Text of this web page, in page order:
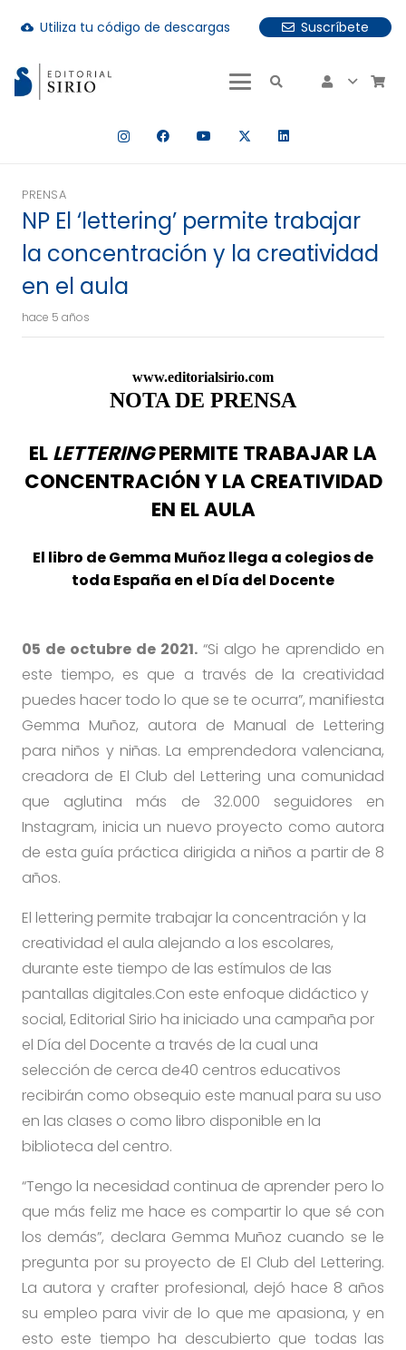
cloud_download Utiliza tu código de descargas
Suscríbete
hay resultados autocompletados, puedes utilizar las
PRENSA
NP El ‘lettering’ permite trabajar
la concentración y la creatividad
en el aula
hace 5 años
www.editorialsirio.com
NOTA DE PRENSA
EL LETTERINGPERMITE TRABAJAR LA
CONCENTRACIÓN Y LA CREATIVIDAD
EN EL AULA
El libro de Gemma Muñoz llega a colegios de
toda España en el Día del Docente
05 de octubre de 2021. “Si algo he aprendido en
este tiempo, es que a través de la creatividad
puedes hacer todo lo que se te ocurra”, manifiesta
Gemma Muñoz, autora de Manual de Lettering
para niños y niñas. La emprendedora valenciana,
creadora de El Club del Lettering una comunidad
que aglutina más de 32.000 seguidores en
Instagram, inicia un nuevo proyecto como autora
de esta guía práctica dirigida a niños a partir de 8
años.
El lettering permite trabajar la concentración y la
creatividad el aula alejando a los escolares,
durante este tiempo de las estímulos de las
pantallas digitales.Con este enfoque didáctico y
social, Editorial Sirio ha iniciado una campaña por
el Día del Docente a través de la cual una
selección de cerca de40 centros educativos
recibirán como obsequio este manual para su uso
en las clases o como libro disponible en la
biblioteca del centro.
“Tengo la necesidad continua de aprender pero lo
que más feliz me hace es compartir lo que sé con
los demás”, declara Gemma Muñoz cuando se le
pregunta por su proyecto de El Club del Lettering.
La autora y crafter profesional, dejó hace 8 años
su empleo para vivir de lo que me apasiona, y en
esto este tiempo ha descubierto que todas las